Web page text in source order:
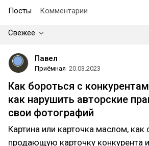
Посты Комментарии
Свежее
Павел
Приёмная 20.03.2023
Как бороться с
как нарушить авторские
свои фотографий
Картина или карточка маслом, как
продающую карточку конкурента